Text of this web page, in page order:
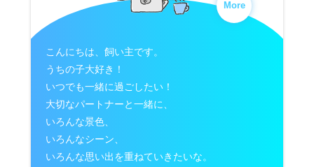
More
こんにちは、飼い主です。
うちの子大好き！
いつでも一緒に過ごしたい！
大切なパートナーと一緒に、
いろんな景色、
いろんなシーン、
いろんな思い出を重ねていきたいな。